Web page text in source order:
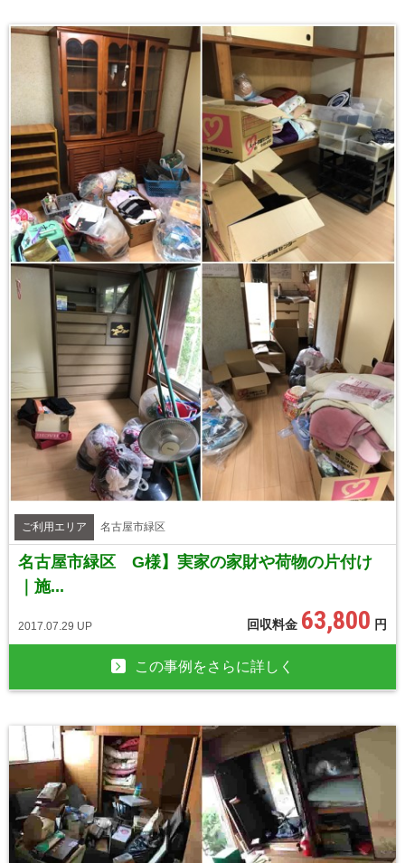
ご利用エリア 名古屋市緑区
名古屋市緑区 G様】実家の家財や荷物の片付け
｜施...
2017.07.29 UP 回収料金 63,800 円
この事例をさらに詳しく